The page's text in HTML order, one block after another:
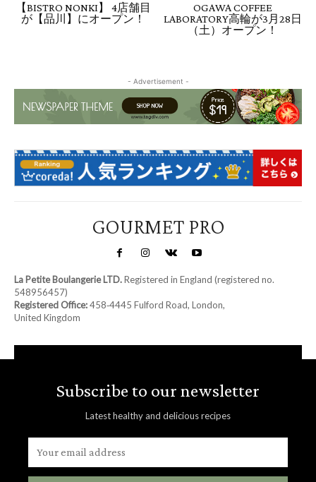
【BISTRO NONKI】 4店舗目
が【品川】にオープン！
OGAWA COFFEE
LABORATORY高輪が3月28日
（土）オープン！
- Advertisement -
GOURMET PRO
La Petite Boulangerie LTD.Registered in England (registered no.
548956457)
Registered Office:458‑4445 Fulford Road, London,
United Kingdom
Subscribe to our newsletter
Latest healthy and delicious recipes